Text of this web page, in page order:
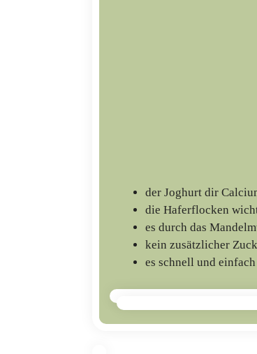
der Joghurt dir
die Haferflocken
es durch das
kein zusätzlicher
es schnell und